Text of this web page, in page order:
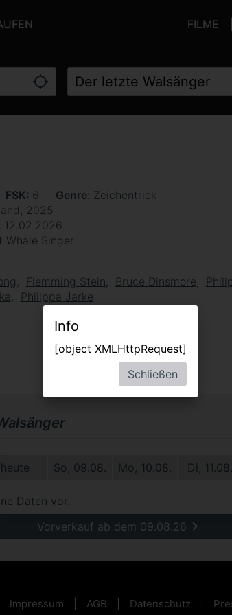
FILME
FSK 6 Genre Zeichentrick
2025
12.02.2026
Whale Singer
Flemming Stein Bruce Dinsmore
Philippa Jarke
heute So, 09.08. Mo, 10.08. Di, 11.08.
Daten vor.
Vorverkauf ab dem 09.08.26
Impressum AGB Datenschutz
Info
[object XMLHttpRequest]
Schließen